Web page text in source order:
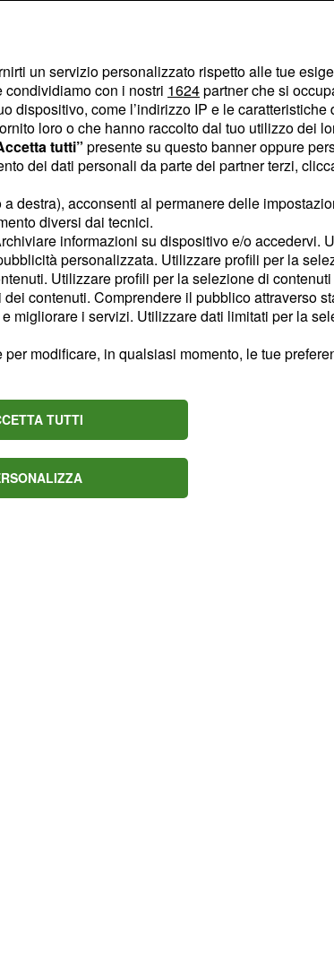
un servizio personalizzato rispetto alle tue
con i nostri 1624partner che si
dispositivo, come l’indirizzo IP e le caratteristiche
loro o che hanno raccolto dal tuo utilizzo dei
tutti” presente su questo banner oppure
dei dati personali da parte dei partner terzi,
a destra), acconsenti al permanere delle
diversi dai tecnici.
informazioni su dispositivo e/o accedervi.
personalizzata. Utilizzare profili per la
Utilizzare profili per la selezione di
contenuti. Comprendere il pubblico attraverso
migliorare i servizi. Utilizzare dati limitati per la
modificare, in qualsiasi momento, le tue
TUTTI